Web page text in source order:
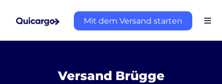
Mit dem Versand starten
Versand Brügge